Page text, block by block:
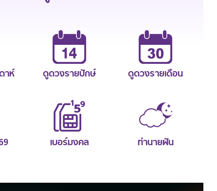
าห์ ดูดวงรายปักษ์ ดูดวงรายเดือน
เบอร์มงคล ทำนายฝัน